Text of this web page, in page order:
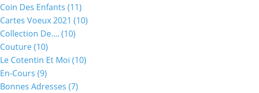
Coin Des Enfants (11)
Cartes Voeux 2021 (10)
Collection De.... (10)
Couture(10)
Le Cotentin Et Moi (10)
En-Cours (9)
Bonnes Adresses (7)